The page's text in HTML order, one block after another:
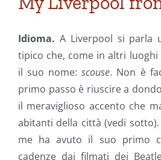
Idioma. A Liverpool si parla
tipico che, come in altri luoghi
il suo nome:scouse. Non è
primo passo è riuscire a
il meraviglioso accento che
abitanti della città (vedi
me ha avuto il suo primo
cadenze dai filmati dei